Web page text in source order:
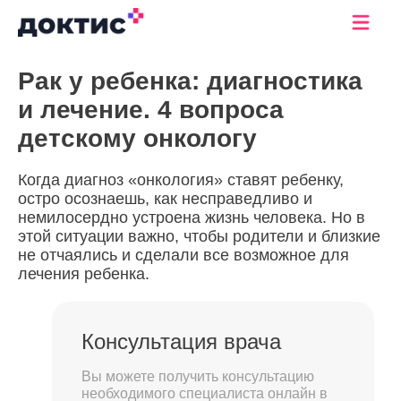
Рак у ребенка: диагностика
и лечение. 4 вопроса
детскому онкологу
Когда диагноз «онкология» ставят ребенку,
остро осознаешь, как несправедливо и
немилосердно устроена жизнь человека. Но в
этой ситуации важно, чтобы родители и близкие
не отчаялись и сделали все возможное для
лечения ребенка.
Консультация врача
Вы можете получить консультацию
необходимого специалиста онлайн в